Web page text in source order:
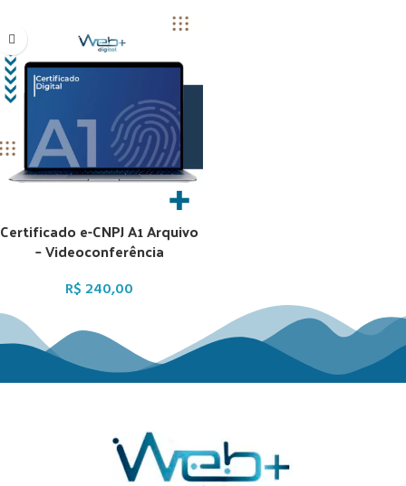
Certificado e-CNPJ A1 Arquivo
– Videoconferência
R$ 240,00